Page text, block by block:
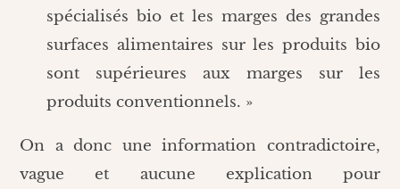
spécialisés bio et les marges des grandes
surfaces alimentaires sur les produits bio
sont supérieures aux marges sur les
produits conventionnels. »
On a donc une information contradictoire,
vague et aucune explication pour